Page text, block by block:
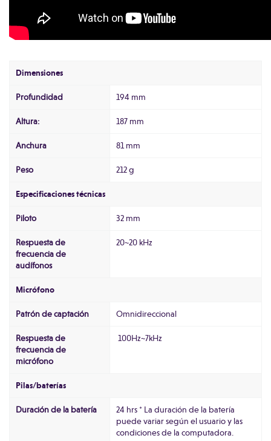
Dimensiones
Profundidad 194 mm
Altura: 187 mm
Anchura 81 mm
Peso 212 g
Especificaciones técnicas
Piloto 32 mm
Respuesta de
frecuencia de
audífonos
20~20 kHz
Micrófono
Patrón de captación Omnidireccional
Respuesta de
frecuencia de
micrófono
100Hz~7kHz
Pilas/baterías
Duración de la batería
24 hrs * La duración de la batería
puede variar según el usuario y las
condiciones de la computadora.